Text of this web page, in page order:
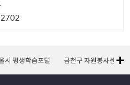
시 평생학습포털 금천구 자원봉사센터